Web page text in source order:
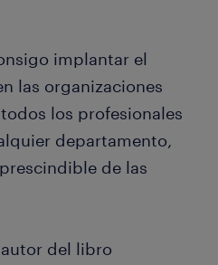
implantar el
las organizaciones
los profesionales
departamento,
de las
autor del libro